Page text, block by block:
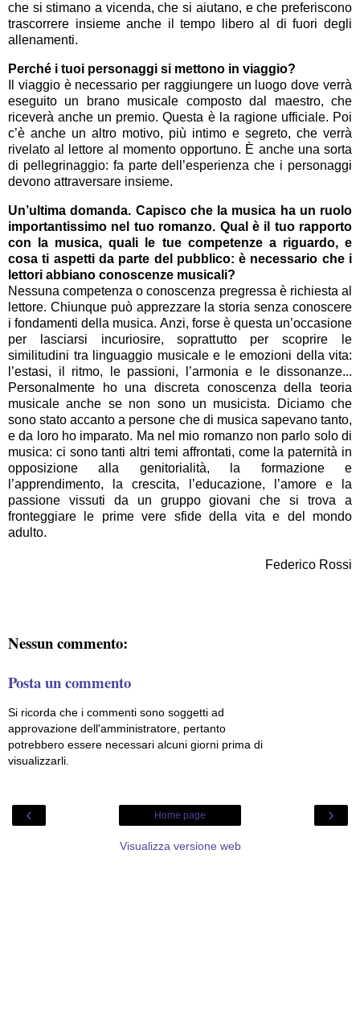
che si stimano a vicenda, che si aiutano, e che preferiscono
trascorrere insieme anche il tempo libero al di fuori degli
allenamenti.
Perché i tuoi personaggi si mettono in viaggio?
Il viaggio è necessario per raggiungere un luogo dove verrà
eseguito un brano musicale composto dal maestro, che
riceverà anche un premio. Questa è la ragione ufficiale. Poi
c’è anche un altro motivo, più intimo e segreto, che verrà
rivelato al lettore al momento opportuno. È anche una sorta
di pellegrinaggio: fa parte dell’esperienza che i personaggi
devono attraversare insieme.
Un’ultima domanda. Capisco che la musica ha un ruolo
importantissimo nel tuo romanzo. Qual è il tuo rapporto
con la musica, quali le tue competenze a riguardo, e
cosa ti aspetti da parte del pubblico: è necessario che i
lettori abbiano conoscenze musicali?
Nessuna competenza o conoscenza pregressa è richiesta al
lettore. Chiunque può apprezzare la storia senza conoscere
i fondamenti della musica. Anzi, forse è questa un’occasione
per lasciarsi incuriosire, soprattutto per scoprire le
similitudini tra linguaggio musicale e le emozioni della vita:
l’estasi, il ritmo, le passioni, l’armonia e le dissonanze...
Personalmente ho una discreta conoscenza della teoria
musicale anche se non sono un musicista. Diciamo che
sono stato accanto a persone che di musica sapevano tanto,
e da loro ho imparato. Ma nel mio romanzo non parlo solo di
musica: ci sono tanti altri temi affrontati, come la paternità in
opposizione alla genitorialità, la formazione e
l’apprendimento, la crescita, l’educazione, l’amore e la
passione vissuti da un gruppo giovani che si trova a
fronteggiare le prime vere sfide della vita e del mondo
adulto.
Federico Rossi
Nessun commento:
Posta un commento
Si ricorda che i commenti sono soggetti ad
approvazione dell'amministratore, pertanto
potrebbero essere necessari alcuni giorni prima di
visualizzarli.
‹ ›
Home page
Visualizza versione web